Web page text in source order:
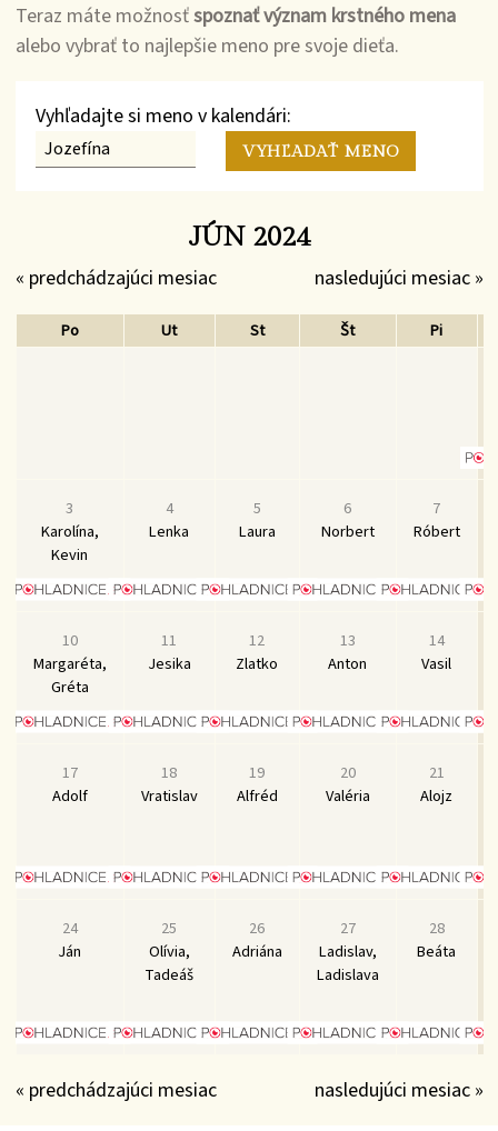
Teraz máte možnosťspoznať význam krstného mena
alebo vybrať to najlepšie meno pre svoje dieťa.
Vyhľadajte si meno v kalendári:
JÚN 2024
« predchádzajúci mesiac nasledujúci mesiac »
Po Ut St Št Pi
3
Karolína,
Kevin
4
Lenka
5
Laura
6
Norbert
7
Róbert
10
Margaréta,
Gréta
11
Jesika
12
Zlatko
13
Anton
14
Vasil
17
Adolf
18
Vratislav
19
Alfréd
20
Valéria
21
Alojz
24
Ján
25
Olívia,
Tadeáš
26
Adriána
27
Ladislav,
Ladislava
28
Beáta
« predchádzajúci mesiac nasledujúci mesiac »